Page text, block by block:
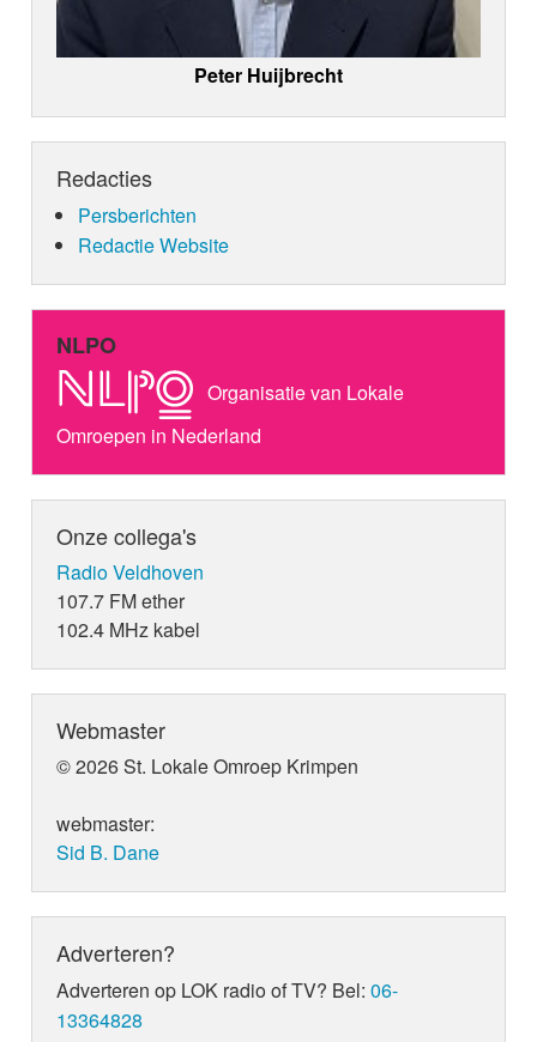
Peter Huijbrecht
Redacties
Persberichten
Redactie Website
NLPO
Organisatie van Lokale
Omroepen in Nederland
Onze collega's
Radio Veldhoven
107.7 FM ether
102.4 MHz kabel
Webmaster
© 2026 St. Lokale Omroep Krimpen
webmaster:
Sid B. Dane
Adverteren?
Adverteren op LOK radio of TV? Bel:06-
13364828